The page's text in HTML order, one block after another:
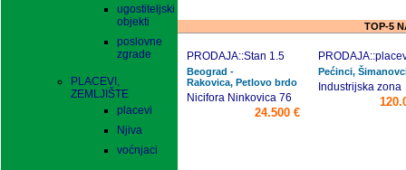
ugostiteljski
objekti
poslovne
zgrade
PLACEVI,
ZEMLJIŠTE
placevi
Njiva
voćnjaci
TOP-5
PRODAJA::Stan 1.5
Beograd -
Rakovica, Petlovo brdo
Nicifora Ninkovica 76
24.500 €
Pećinci,
Industrijska zona